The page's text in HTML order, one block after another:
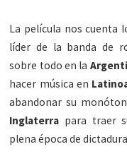
La película nos cuenta
líder de la banda de
sobre todo en la
hacer música en
abandonar su
Inglaterra para traer
plena época de